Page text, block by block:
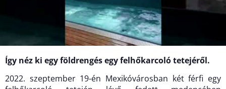
Így néz ki egy földrengés egy felhőkarcoló tetejéről.
2022. szeptember 19-én Mexikóvárosban két férfi egy